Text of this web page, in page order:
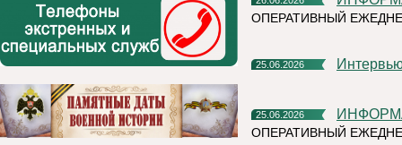
ОПЕРАТИВНЫЙ
25.06.2026
25.06.2026
ОПЕРАТИВНЫЙ